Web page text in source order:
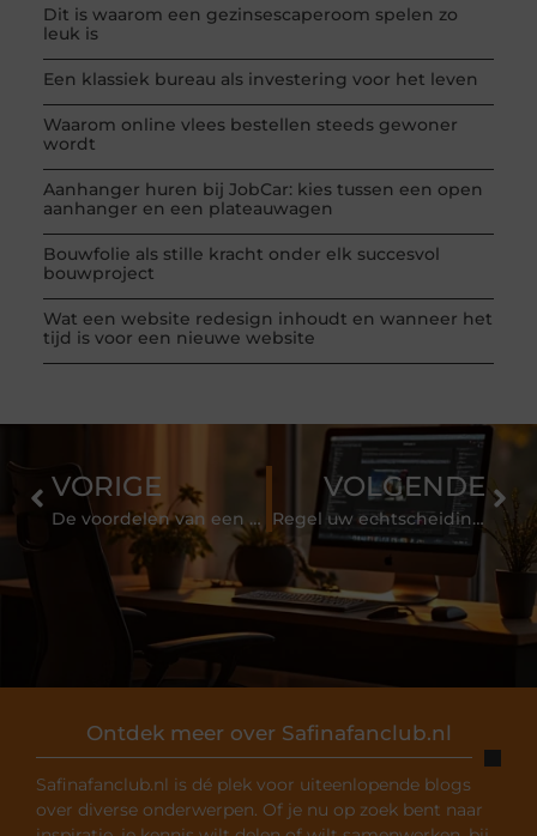
Dit is waarom een gezinsescaperoom spelen zo
leuk is
Een klassiek bureau als investering voor het leven
Waarom online vlees bestellen steeds gewoner
wordt
Aanhanger huren bij JobCar: kies tussen een open
aanhanger en een plateauwagen
Bouwfolie als stille kracht onder elk succesvol
bouwproject
Wat een website redesign inhoudt en wanneer het
tijd is voor een nieuwe website
Ontdek meer over Safinafanclub.nl
Safinafanclub.nl is dé plek voor uiteenlopende blogs
over diverse onderwerpen. Of je nu op zoek bent naar
VORIGE
De voordelen van een badlift
VOLGENDE
Regel uw echtscheiding vlot met de hulp van een betrouwbare mediator